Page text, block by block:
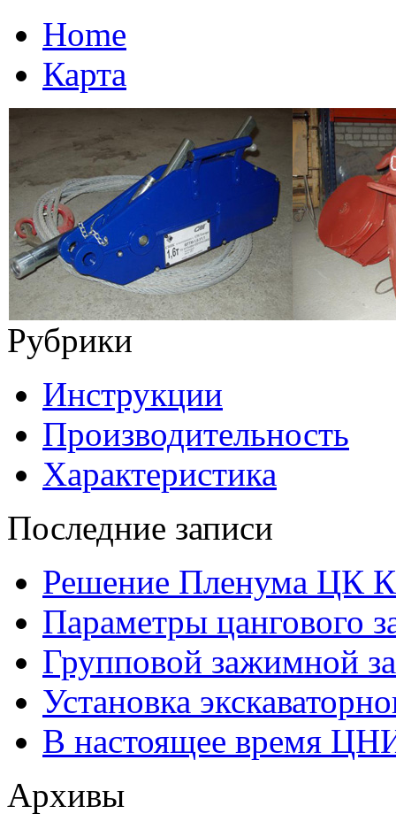
Home
Карта
Рубрики
Инструкции
Производительность
Характеристика
Последние записи
Решение Пленума ЦК
Параметры цангового
Групповой зажимной
Установка
В настоящее время
Архивы